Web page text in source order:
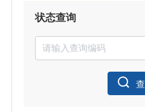
状态查询